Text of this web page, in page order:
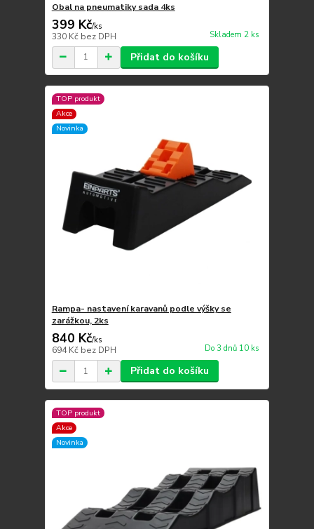
Obal na pneumatiky sada 4ks
399 Kč/ks
330 Kč bez DPH Skladem 2 ks
Přidat do košíku
TOP produkt
Akce
Novinka
Rampa- nastavení karavanů podle výšky se
zarážkou, 2ks
840 Kč/ks
694 Kč bez DPH Do 3 dnů 10 ks
Přidat do košíku
TOP produkt
Akce
Novinka